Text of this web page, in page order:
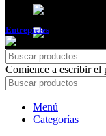
Entrepieles
Comience a escribir el
Menú
Categorías